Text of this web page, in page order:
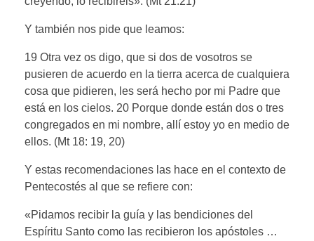
Y también nos pide que leamos:
19 Otra vez os digo, que si dos de vosotros se
pusieren de acuerdo en la tierra acerca de cualquiera
cosa que pidieren, les será hecho por mi Padre que
está en los cielos. 20 Porque donde están dos o tres
congregados en mi nombre, allí estoy yo en medio de
ellos. (Mt 18: 19, 20)
Y estas recomendaciones las hace en el contexto de
Pentecostés al que se refiere con:
«Pidamos recibir la guía y las bendiciones del
Espíritu Santo como las recibieron los apóstoles …